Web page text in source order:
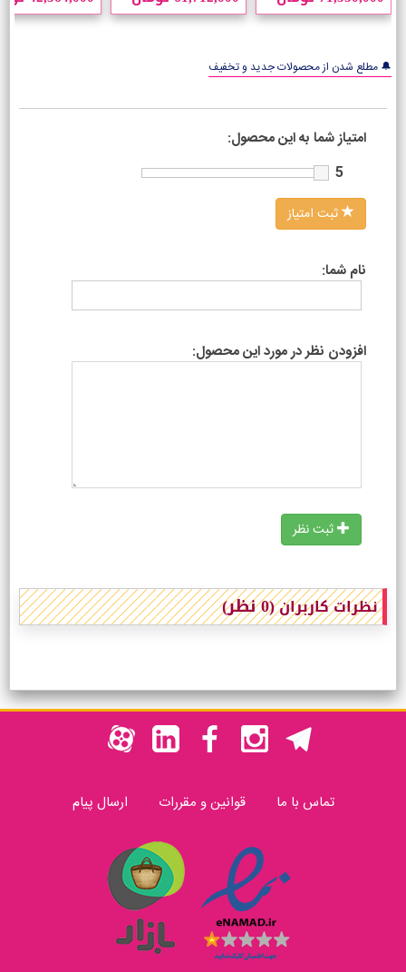
🔔 مطلع شدن از محصولات جدید و تخفیف
امتیاز شما به این محصول:
5
ثبت امتیاز
نام شما:
افزودن نظر در مورد این محصول:
ثبت نظر
نظرات کاربران(0 نظر)
تماس با ما قوانین و مقررات ارسال پیام